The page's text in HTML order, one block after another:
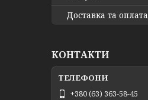
Доставка та оплата
КОНТАКТИ
+380 (63) 363-58-45